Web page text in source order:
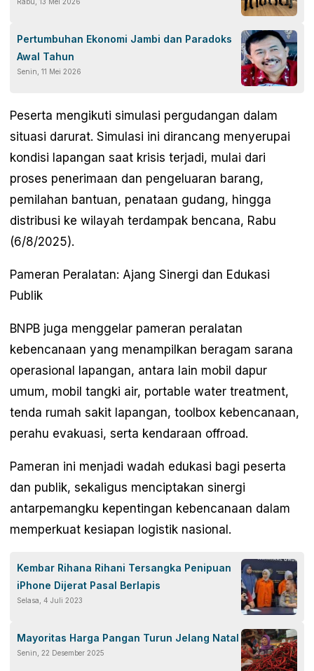
Penandatanganan MoU ASBANDA dengan
Pertumbuhan Ekonomi Jambi dan Paradoks
Awal Tahun
Senin, 11 Mei 2026
Peserta mengikuti simulasi pergudangan dalam
situasi darurat. Simulasi ini dirancang menyerupai
kondisi lapangan saat krisis terjadi, mulai dari
proses penerimaan dan pengeluaran barang,
pemilahan bantuan, penataan gudang, hingga
distribusi ke wilayah terdampak bencana, Rabu
(6/8/2025).
Pameran Peralatan: Ajang Sinergi dan Edukasi
Publik
BNPB juga menggelar pameran peralatan
kebencanaan yang menampilkan beragam sarana
operasional lapangan, antara lain mobil dapur
umum, mobil tangki air, portable water treatment,
tenda rumah sakit lapangan, toolbox kebencanaan,
perahu evakuasi, serta kendaraan offroad.
Pameran ini menjadi wadah edukasi bagi peserta
dan publik, sekaligus menciptakan sinergi
antarpemangku kepentingan kebencanaan dalam
memperkuat kesiapan logistik nasional.
Kembar Rihana Rihani Tersangka Penipuan
iPhone Dijerat Pasal Berlapis
Selasa, 4 Juli 2023
Mayoritas Harga Pangan Turun Jelang Natal
Senin, 22 Desember 2025